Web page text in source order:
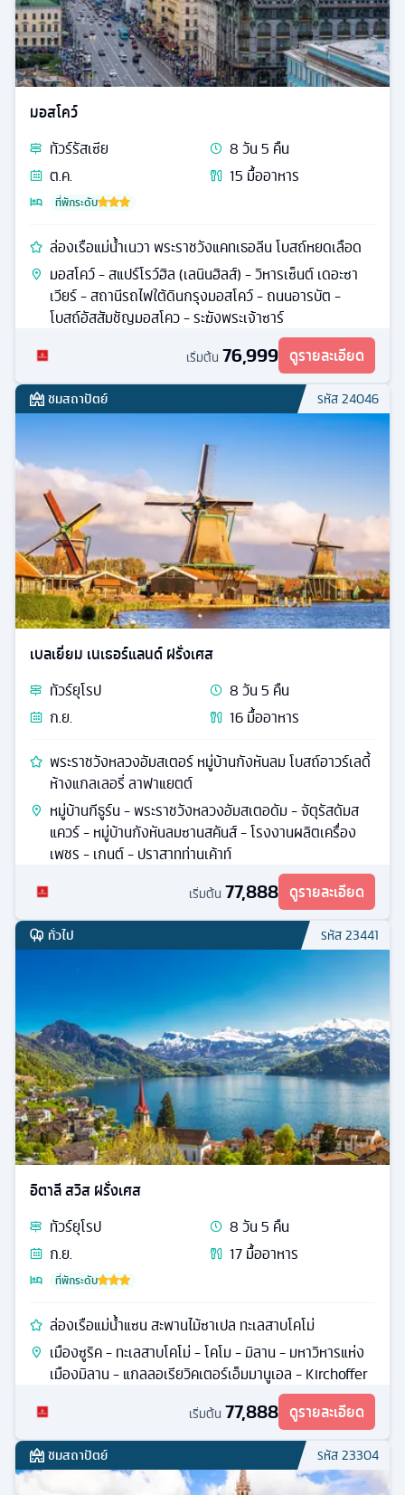
79,900
เริ่มต้น 76,900 ดูรายละเอียด
ชมสถาปัตย์ รหัส20180
มอสโคว์
8วัน5คืน
ต.ค.
15มื้ออาหาร
ที่พักระดับ
ล่องเรือแม่น้ำเนวา พระราชวังแคทเธอลีน โบสถ์หยดเลือด
มอสโคว์ - สแปร์โรว์ฮิล (เลนินฮิลส์) - วิหารเซ็นต์ เดอะซา
เวียร์ - สถานีรถไฟใต้ดินกรุงมอสโคว์ - ถนนอารบัต -
โบสถ์อัสสัมชัญมอสโคว - ระฆังพระเจ้าซาร์
เริ่มต้น76,999 ดูรายละเอียด
ชมสถาปัตย์ รหัส24046
8วัน5คืน
ก.ย.
พระราชวังหลวงอัมสเตอร์ หมู่บ้านกังหันลม โบสถ์อาวร์เลดี้
หมู่บ้านกีธูร์น - พระราชวังหลวงอัมสเตอดัม - จัตุรัสดัมส
แควร์ - หมู่บ้านกังหันลมซานสคันส์ - โรงงานผลิตเครื่อง
เพชร - เกนต์ - ปราสาทท่านเค้าท์
เริ่มต้น 77,888 ดูรายละเอียด
ทั่วไป รหัส23441
อิตาลี สวิส ฝรั่งเศส
ทัวร์ยุโรป 8วัน5คืน
ก.ย.
17มื้ออาหาร